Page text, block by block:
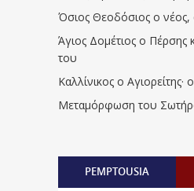
Όσιος Θεοδόσιος ο νέος,
Άγιος Δομέτιος ο Πέρσης
του
Καλλίνικος ο Αγιορείτης
Μεταμόρφωση του
PEMPTOUSIA